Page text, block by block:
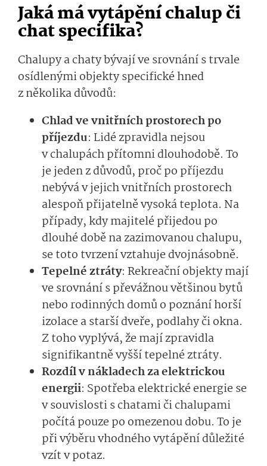
Jaká má vytápění chalup či
chat specifika?
Chalupy a chaty bývají ve srovnání s trvale
osídlenými objekty specifické hned
z několika důvodů:
Chlad ve vnitřních prostorech po
příjezdu: Lidé zpravidla nejsou
v chalupách přítomni dlouhodobě. To
je jeden z důvodů, proč po příjezdu
nebývá v jejich vnitřních prostorech
alespoň přijatelně vysoká teplota. Na
případy, kdy majitelé přijedou po
dlouhé době na zazimovanou chalupu,
se toto tvrzení vztahuje dvojnásobně.
Tepelné ztráty: Rekreační objekty mají
ve srovnání s převážnou většinou bytů
nebo rodinných domů o poznání horší
izolace a starší dveře, podlahy či okna.
Z toho vyplývá, že mají zpravidla
signifikantně vyšší tepelné ztráty.
Rozdíl v nákladech za elektrickou
energii: Spotřeba elektrické energie se
v souvislosti s chatami či chalupami
počítá pouze po omezenou dobu. To je
při výběru vhodného vytápění důležité
vzít v potaz.